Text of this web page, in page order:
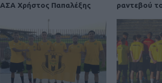
ΑΣΑ Χρήστος Παπαλέξης
ραντεβού